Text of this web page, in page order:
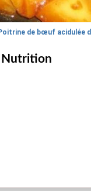
Nutrition